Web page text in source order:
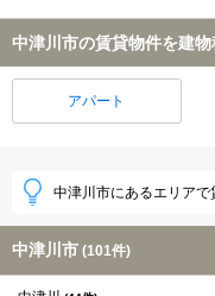
中津川市の賃貸物件を建
アパート
中津川市にあるエリアで
中津川市 (101件)